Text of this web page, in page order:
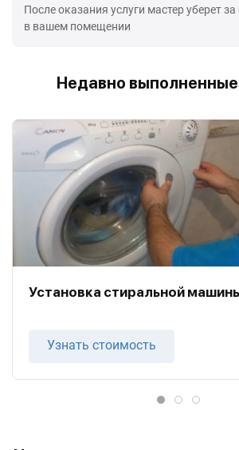
После оказания услуги мастер уберет
в вашем помещении
Недавно
Установка стиральной
Узнать стоимость